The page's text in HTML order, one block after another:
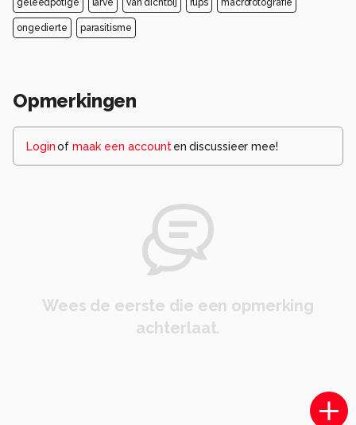
geleedpotige larve van dichtbij rups macrofotografie
ongedierte parasitisme
Opmerkingen
Loginof maak een account en discussieer mee!
Wees de eerste die een opmerking
achterlaat.